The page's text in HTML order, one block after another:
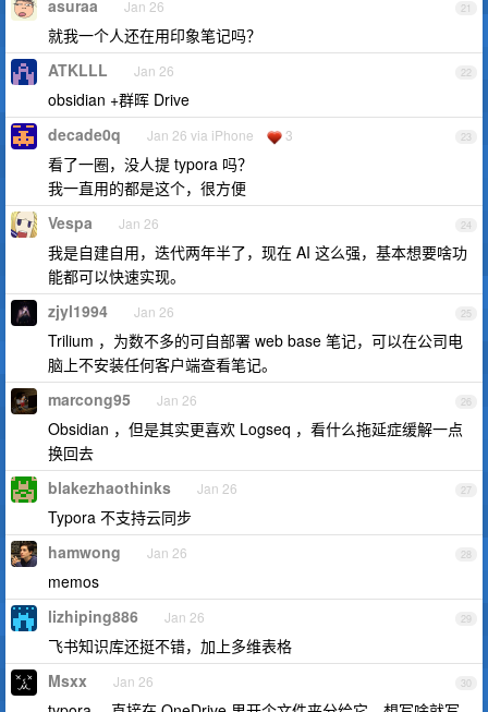
21
asuraa Jan 26
就我一个人还在用印象笔记吗？
22
ATKLLL Jan 26
obsidian +群晖 Drive
23
decade0q Jan 26 via iPhone 3
看了一圈，没人提 typora 吗？
我一直用的都是这个，很方便
24
Vespa Jan 26
我是自建自用，迭代两年半了，现在 AI 这么强，基本想要啥功
能都可以快速实现。
25
zjyl1994 Jan 26
Trilium ，为数不多的可自部署 web base 笔记，可以在公司电
脑上不安装任何客户端查看笔记。
26
marcong95 Jan 26
Obsidian ，但是其实更喜欢 Logseq ，看什么拖延症缓解一点
换回去
27
blakezhaothinks Jan 26
Typora 不支持云同步
28
hamwong Jan 26
memos
29
lizhiping886 Jan 26
飞书知识库还挺不错，加上多维表格
30
Msxx Jan 26